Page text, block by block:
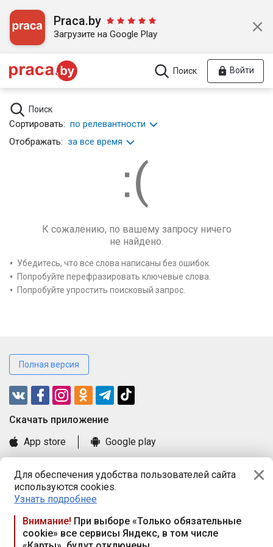
Для обеспечения удобства пользователей сайта
используются cookies.
Узнать подробнее
Внимание! При выборе «Только обязательные
cookie» все сервисы Яндекс, в том числе
Praca.by
Загрузите на Google Play
Поиск Войти
Поиск
Сортировать: по релевантности
Отображать: за все время
К сожалению, по вашему запросу ничего
не найдено.
Убедитесь, что все слова написаны без ошибок.
Попробуйте перефразировать ключевые слова.
Попробуйте упростить поисковый запрос.
Полная версия
Cкачать приложение
App store
Google play
Книга замечаний и предложений
Правила и документы
Praca.by © 2000—2026, ООО «ПРАЦА БАЙ»
Республика Беларусь, 220114, г. Минск, пр-т Независимости
117а, пом. № 9.